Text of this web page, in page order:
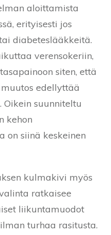
aloittamista
erityisesti jos
diabeteslääkkeitä.
verensokeriin,
siten, että
edellyttää
suunniteltu
kehon
on siinä keskeinen
kulmakivi myös
ratkaisee
liikuntamuodot
turhaa rasitusta.